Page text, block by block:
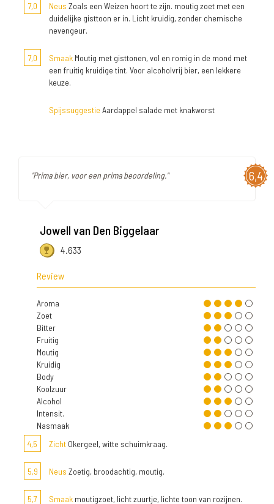
7,0 Neus Zoals een Weizen hoort te zijn. moutig zoet met een
duidelijke gisttoon er in. Licht kruidig, zonder chemische
nevengeur.
7,0 Smaak Moutig met gisttonen, vol en romig in de mond met
een fruitig kruidige tint. Voor alcoholvrij bier, een lekkere
keuze.
Spijssuggestie Aardappel salade met knakworst
6,4
"Prima bier, voor een prima beoordeling."
Jowell van Den Biggelaar
4.633
Review
Aroma
Zoet
Bitter
Fruitig
Moutig
Kruidig
Body
Koolzuur
Alcohol
Intensit.
Nasmaak
4,5
Zicht Okergeel, witte schuimkraag.
5,9 Neus Zoetig, broodachtig, moutig.
5,7 Smaak moutigzoet, licht zuurtje, lichte toon van rozijnen.